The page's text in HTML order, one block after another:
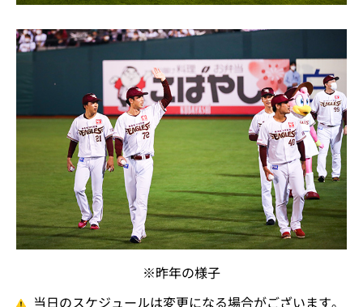
※昨年の様子
当日のスケジュールは変更になる場合がございます。